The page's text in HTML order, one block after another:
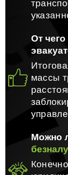
От чего
массы
Можно
безналу